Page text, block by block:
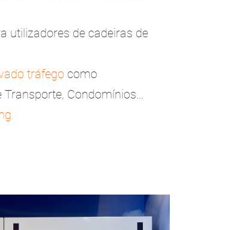
utilizadores de cadeiras de
tráfego como
Transporte, Condomínios…